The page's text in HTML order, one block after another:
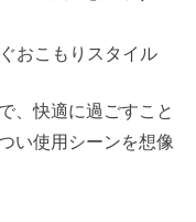
おこもりスタイル
、快適に過ごすこと
い使用シーンを想像